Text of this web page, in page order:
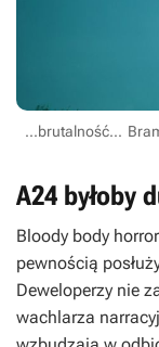
...brutalność...
A24 byłoby
Bloody body
pewnością
Deweloperzy nie
wachlarza